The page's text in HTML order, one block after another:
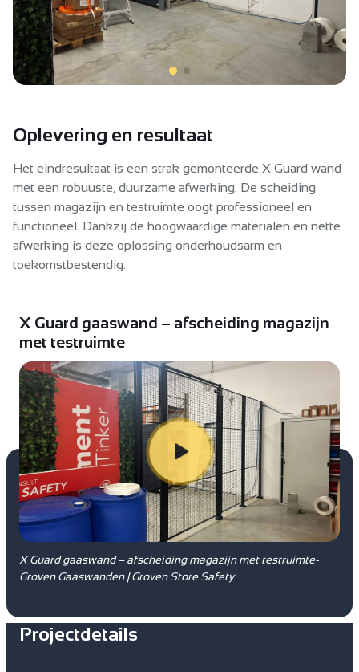
Oplevering en resultaat
Het eindresultaat is een strak gemonteerde X Guard wand
met een robuuste, duurzame afwerking. De scheiding
tussen magazijn en testruimte oogt professioneel en
functioneel. Dankzij de hoogwaardige materialen en nette
afwerking is deze oplossing onderhoudsarm en
toekomstbestendig.
X Guard gaaswand – afscheiding magazijn
met testruimte
X Guard gaaswand – afscheiding magazijn met testruimte-
Groven Gaaswanden | Groven Store Safety
Projectdetails